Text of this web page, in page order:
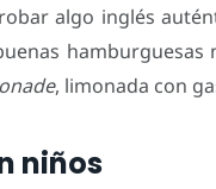
algo inglés
, limonada con
niños